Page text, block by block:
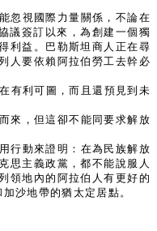
忽視國際力量關係，不論在
議簽訂以來，為創建一個獨
利益。巴勒斯坦商人正在尋
人要依賴阿拉伯勞工去幹必
有利可圖，而且還預見到未
來，但這卻不能同要求解放
行動來證明：在為民族解放
思主義政黨，都不能說服人
領地內的阿拉伯人有更好的
沙地帶的猶太定居點。